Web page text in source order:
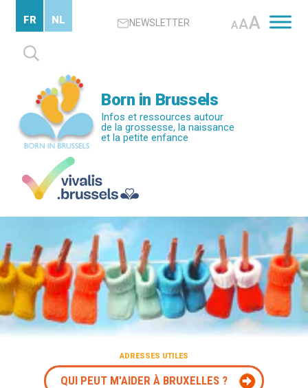
contenu
principal
NEWSLETTER AAA
Rechercher :
FR NL
Born in Brussels
Infos et ressources autour
de la grossesse, la naissance
et la petite enfance
ADRESSES UTILES
QUI PEUT M'AIDER À BRUXELLES ?